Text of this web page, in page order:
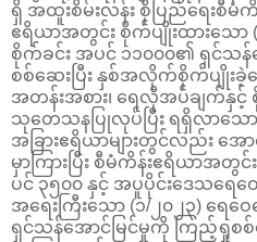
ရှိ အထူးစိမ်းလန်း စိုပြည်ရေးစီမံကိန်
ဧရိယာအတွင်း စိုက်ပျိုးထားသော
စိုက်ခင်း အပင် ၁၁၀၀၀၏ ရှင်သ
စစ်ဆေးပြီး နှစ်အလိုက်စိုက်ပျိုးခဲ့သ
အတန်းအစား၊ ရေလိုအပ်ချက်နှင့် စို
သုတေသနပြုလုပ်ပြီး ရရှိလာသော
အခြားဧရိယာများတွင်လည်း အေ
မှာကြားပြီး စီမံကိန်းဧရိယာအတွ
ပင် ၃၅၀၀ နှင့် အပူပိုင်းဒေသရေ
အရေးကြီးသော (၁/၂၀၂၃) ရေ
ရှင်သန်အောင်မြင်မှုကို ကြည့်ရှုစစ်